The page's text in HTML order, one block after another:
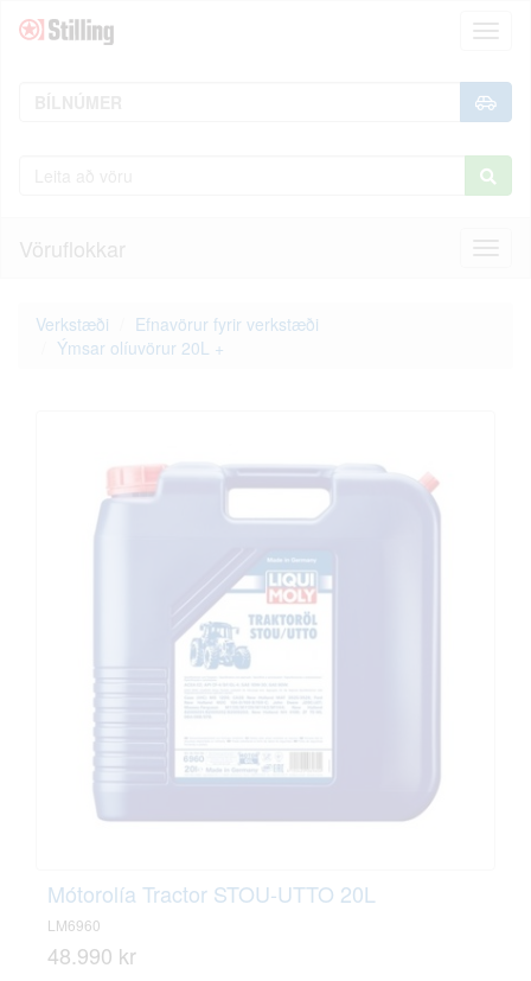
Vöruflokkar
Verkstæði
Efnavörur fyrir verkstæði
Ýmsar olíuvörur 20L +
Mótorolía Tractor STOU-UTTO 20L
LM6960
48.990 kr